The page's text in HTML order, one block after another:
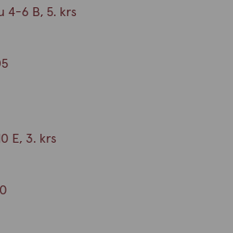
4-6 B, 5. krs
E, 3. krs